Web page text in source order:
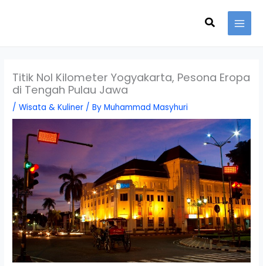
Search
Titik Nol Kilometer Yogyakarta, Pesona Eropa
di Tengah Pulau Jawa
/Wisata & Kuliner / ByMuhammad Masyhuri